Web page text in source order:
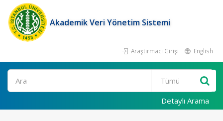
Akademik Veri Yönetim Sistemi
Araştırmacı Girişi English
Ara
Detaylı Arama